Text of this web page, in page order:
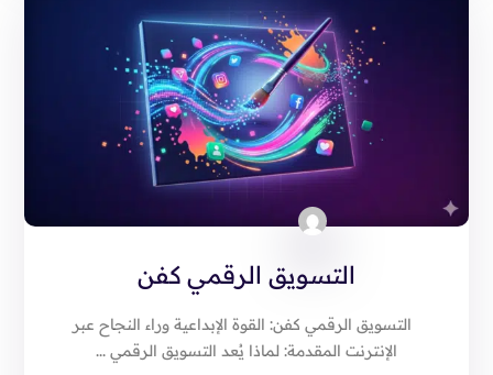
التسويق الرقمي كفن
التسويق الرقمي كفن: القوة الإبداعية وراء النجاح عبر
الإنترنت المقدمة: لماذا يُعد التسويق الرقمي ...